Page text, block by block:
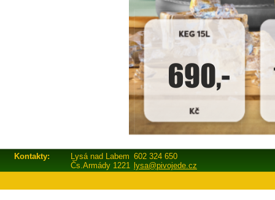
Kontakty: Lysá nad Labem 602 324 650
Čs.Armády 1221 lysa@pivojede.cz